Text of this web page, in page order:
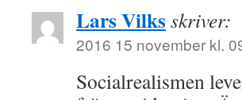
Lars Vilksskriver:
2016 15 november kl.
Socialrealismen